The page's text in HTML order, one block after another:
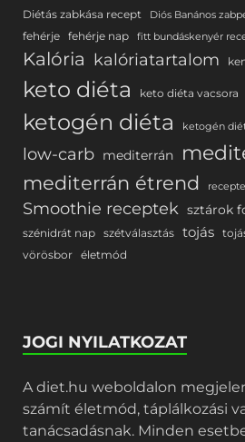
Diétás zabkása recept Diós Banános
fehérje fehérje nap fitt bundáskenyér
Kalória kalóriatartalom
keto diéta keto diéta vacsora
ketogén diéta ketogén
low-carb mediterrán
mediterrán étrend
Smoothie receptek sztárok
szénidrát nap szétválasztás tojás
vörösbor életmód
JOGI NYILATKOZAT
A diet.hu weboldalon
számít életmód, táplálkozási
tanácsadásnak. Minden